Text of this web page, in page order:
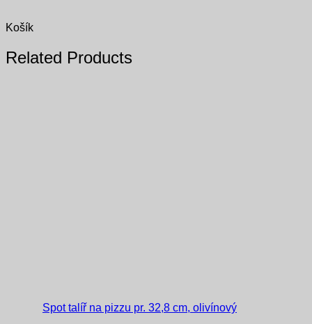
Košík
Related Products
Spot talíř na pizzu pr. 32,8 cm, olivínový